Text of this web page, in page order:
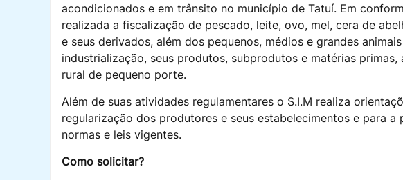
acondicionados e em trânsito no município de Tatuí. Em
realizada a fiscalização de pescado, leite, ovo, mel, cera de
e seus derivados, além dos pequenos, médios e grandes
industrialização, seus produtos, subprodutos e matérias
rural de pequeno porte.
Além de suas atividades regulamentares o S.I.M realiza
regularização dos produtores e seus estabelecimentos e para
normas e leis vigentes.
Como solicitar?